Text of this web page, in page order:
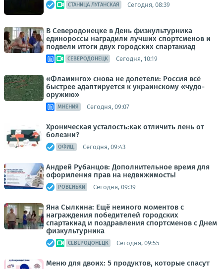
СТАНИЦА ЛУГАНСКАЯ Сегодня, 08:39
В Северодонецке в День физкультурника
единороссы наградили лучших спортсменов и
подвели итоги двух городских спартакиад
СЕВЕРОДОНЕЦК Сегодня, 10:19
«Фламинго» снова не долетели: Россия всё
быстрее адаптируется к украинскому «чудо-
оружию»
МНЕНИЯ Сегодня, 09:07
Хроническая усталость:как отличить лень от
болезни?
ОФИЦ. Сегодня, 09:43
Андрей Рубанцов: Дополнительное время для
оформления прав на недвижимость!
РОВЕНЬКИ Сегодня, 09:39
Яна Сылкина: Ещё немного моментов с
награждения победителей городских
спартакиад и поздравления спортсменов с Днем
физкультурника
СЕВЕРОДОНЕЦК Сегодня, 09:55
Меню для двоих: 5 продуктов, которые спасут